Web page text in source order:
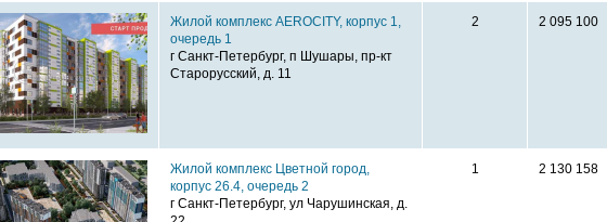
Жилой комплекс AEROCITY, корпус 1,
очередь 1
г Санкт-Петербург, п Шушары, пр-кт
Старорусский, д. 11
2 2 095 100
Жилой комплекс Цветной город,
корпус 26.4, очередь 2
г Санкт-Петербург, ул Чарушинская, д.
1 2 130 158